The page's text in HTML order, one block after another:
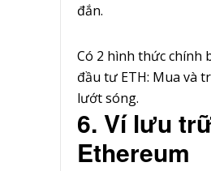
đắn.
Có 2 hình thức chính
đầu tư ETH: Mua và
lướt sóng.
6. Ví lưu
Ethereum